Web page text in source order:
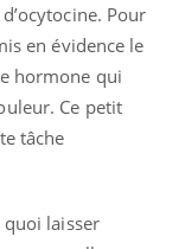
Pour
en évidence le
hormone qui
Ce petit
tâche
quoi laisser